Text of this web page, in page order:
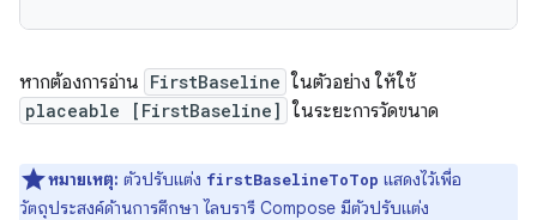
หากต้องการอ่าน FirstBaseline ในตัวอย่าง ให้ใช้
placeable [FirstBaseline] ในระยะการวัดขนาด
หมายเหตุ: ตัวปรับแต่ง firstBaselineToTop แสดงไว้เพื่อ
วัตถุประสงค์ด้านการศึกษา ไลบรารี Compose มีตัวปรับแต่ง